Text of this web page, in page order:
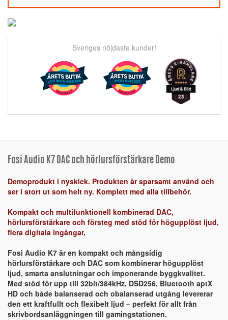
Sveriges nöjdaste kunder!
Fosi Audio K7 DAC och hörlursförstärkare Demo
Demoprodukt i nyskick. Produkten är sparsamt använd och
ser i stort ut som helt ny. Komplett med alla tillbehör.
Kompakt och multifunktionell kombinerad DAC,
hörlursförstärkare och försteg med stöd för högupplöst ljud,
flera digitala ingångar,
Fosi Audio K7 är en kompakt och mångsidig
hörlursförstärkare och DAC som kombinerar högupplöst
ljud, smarta anslutningar och imponerande byggkvalitet.
Med stöd för upp till 32bit/384kHz, DSD256, Bluetooth aptX
HD och både balanserad och obalanserad utgång levererar
den ett kraftfullt och flexibelt ljud – perfekt för allt från
skrivbordsanläggningen till gamingstationen.